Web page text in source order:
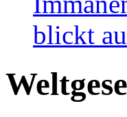
blickt